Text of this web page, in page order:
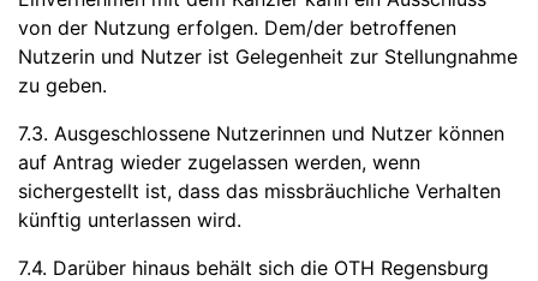
von der Nutzung erfolgen. Dem/der betroffenen
Nutzerin und Nutzer ist Gelegenheit zur Stellungnahme
zu geben.
7.3. Ausgeschlossene Nutzerinnen und Nutzer können
auf Antrag wieder zugelassen werden, wenn
sichergestellt ist, dass das missbräuchliche Verhalten
künftig unterlassen wird.
7.4. Darüber hinaus behält sich die OTH Regensburg